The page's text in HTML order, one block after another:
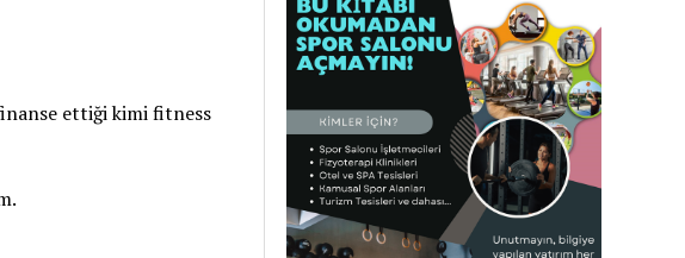
ettiği kimi fitness